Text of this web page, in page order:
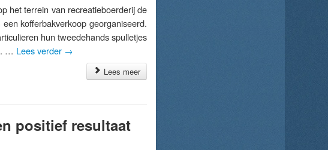
het terrein van recreatieboerderij de
kofferbakverkoop georganiseerd.
hun tweedehands spulletjes
… Lees verder →
Lees meer
positief resultaat